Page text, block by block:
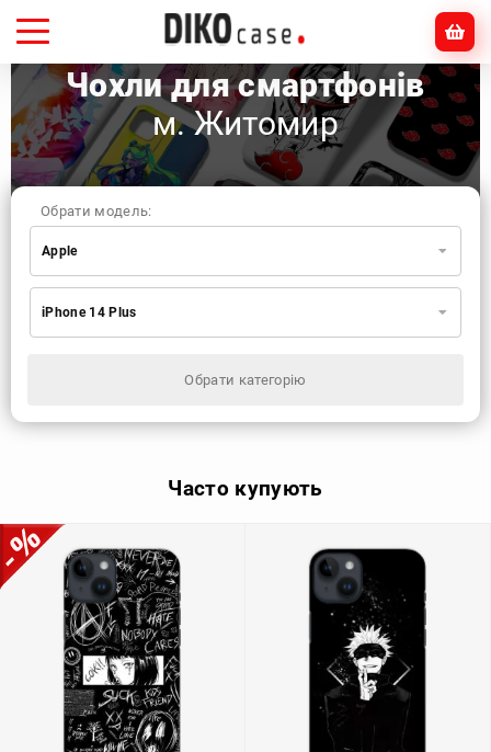
Чохли для смартфонів
м. Житомир
Обрати категорію
Обрати модель:
Apple
Xiaomi
Apple
Huawei
Realme
TECNO
iPhone 14 Plus
Часто купують